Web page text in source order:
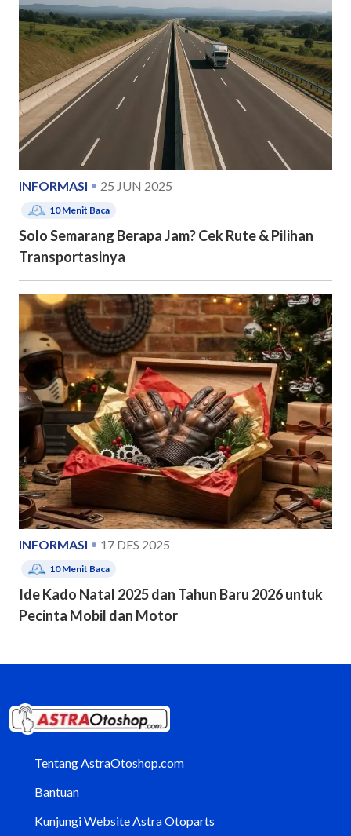
INFORMASI 25 JUN 2025
10Menit Baca
Solo Semarang Berapa Jam? Cek Rute & Pilihan
Transportasinya
INFORMASI 17 DES 2025
10Menit Baca
Ide Kado Natal 2025 dan Tahun Baru 2026 untuk
Pecinta Mobil dan Motor
Tentang AstraOtoshop.com
Bantuan
Kunjungi Website Astra Otoparts